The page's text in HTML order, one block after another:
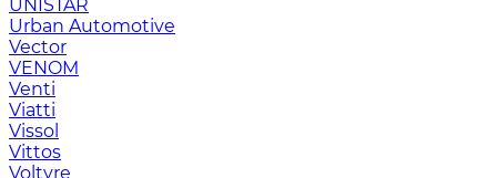
UNISTAR
Urban Automotive
Vector
VENOM
Venti
Viatti
Vissol
Vittos
Voltyre